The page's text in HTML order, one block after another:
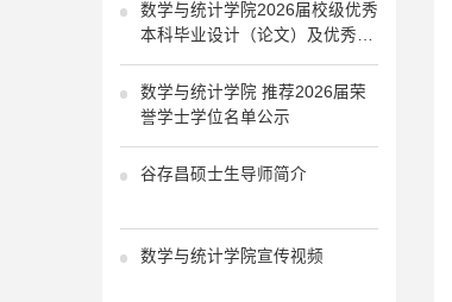
数学与统计学院2026届校级优秀
本科毕业设计（论文）及优秀指
导教师推荐公示
数学与统计学院 推荐2026届荣
誉学士学位名单公示
谷存昌硕士生导师简介
数学与统计学院宣传视频